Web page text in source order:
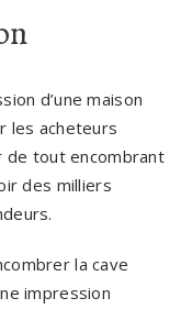
d’une maison
les acheteurs
de tout encombrant
des milliers
la cave
impression